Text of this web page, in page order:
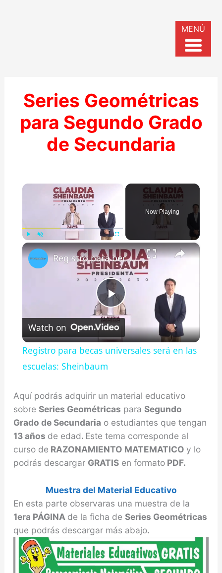
Series Geométricas
para Segundo Grado
de Secundaria
Now Playing
×
Play
Video
Registro para becas universales será en las escuelas: Sheinbaum
Watch on
Registro para becas universales será en las
escuelas: Sheinbaum
Aquí podrás adquirir un material educativo
sobre Series Geométricas para Segundo
Grado de Secundaria o estudiantes que tengan
13 años de edad. Este tema corresponde al
curso de RAZONAMIENTO MATEMATICO y lo
podrás descargar GRATISen formatoPDF.
Muestra del Material Educativo
En esta parte observaras una muestra de la
1era PÁGINA de la ficha de Series Geométricas
que podrás descargar más abajo.
MENÚ